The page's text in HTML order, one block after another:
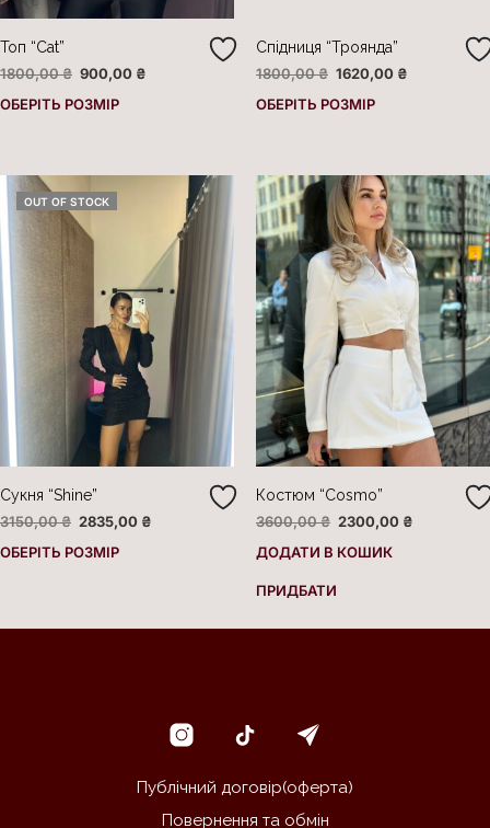
Топ “Cat”
1800,00₴ 900,00 ₴
ОБЕРІТЬ РОЗМІР
Cпідниця “Троянда”
1800,00₴ 1620,00 ₴
ОБЕРІТЬ РОЗМІР
OUT OF STOCK
Сукня “Shine”
3150,00₴ 2835,00 ₴
ОБЕРІТЬ РОЗМІР
Костюм “Cosmo”
3600,00₴ 2300,00 ₴
ДОДАТИ В КОШИК
ПРИДБАТИ
Публічний договір(оферта)
Повернення та обмін